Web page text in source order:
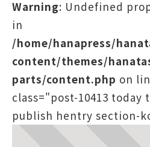
Warning: Undefined
in
/home/hanapress/
content/themes/
parts/content.php on
class="post-10413 today
publish hentry section-